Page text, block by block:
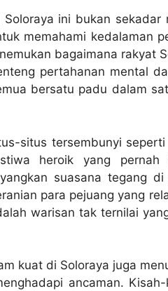
ini bukan sekadar
memahami kedalaman
bagaimana rakyat
pertahanan mental
bersatu padu dalam
situs tersembunyi
heroik yang pernah
suasana tegang di
para pejuang yang
warisan tak ternilai
kuat di Soloraya juga
ancaman.